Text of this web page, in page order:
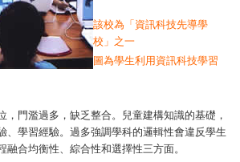
該校為「資訊科技先導學
校」之一
圖為學生利用資訊科技學習
，門濫過多，缺乏整合。兒童建構知識的基礎，
、學習經驗。過多強調學科的邏輯性會違反學生
融合均衡性、綜合性和選擇性三方面。